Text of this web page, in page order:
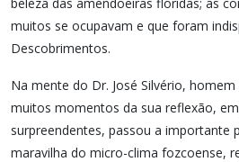
muitos se ocupavam e que foram
Descobrimentos.
Na mente do Dr. José Silvério,
muitos momentos da sua reflexão,
surpreendentes, passou a importante
maravilha do micro-clima fozcoense,